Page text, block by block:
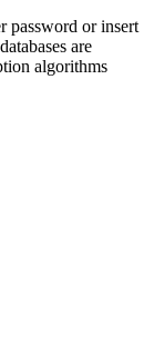
password or insert
are
algorithms